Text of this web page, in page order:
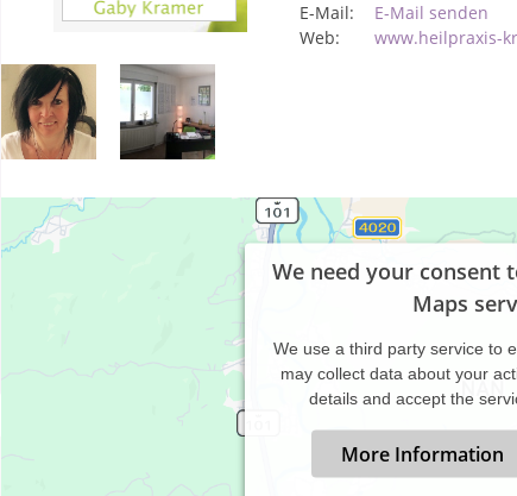
E-Mail:
E-Mail senden
Web:
www.heilpraxis-
We need your consent
Maps
We use a third party service to
may collect data about your
details and accept the
More Information